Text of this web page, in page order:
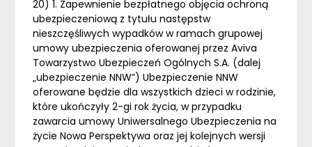
20) 1. Zapewnienie bezpłatnego objęcia ochroną
ubezpieczeniową z tytułu następstw
nieszczęśliwych wypadków w ramach grupowej
umowy ubezpieczenia oferowanej przez Aviva
Towarzystwo Ubezpieczeń Ogólnych S.A. (dalej
„ubezpieczenie NNW”) Ubezpieczenie NNW
oferowane będzie dla wszystkich dzieci w rodzinie,
które ukończyły 2-gi rok życia, w przypadku
zawarcia umowy Uniwersalnego Ubezpieczenia na
życie Nowa Perspektywa oraz jej kolejnych wersji